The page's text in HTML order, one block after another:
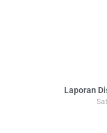
Laporan